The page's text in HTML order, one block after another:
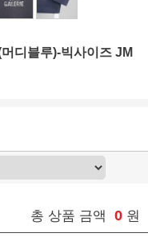
디블루)-빅사이즈 JM
총 상품 금액 0 원